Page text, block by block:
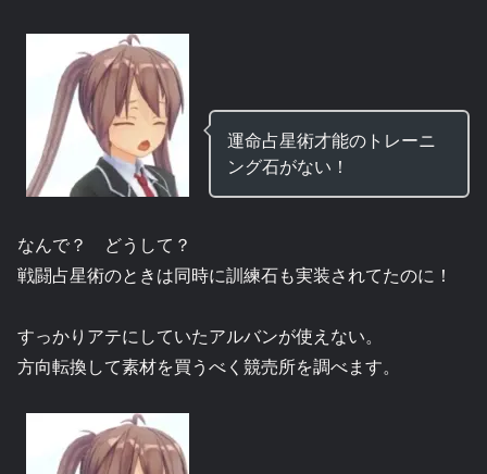
運命占星術才能のトレーニ
ング石がない！
なんで？ どうして？
戦闘占星術のときは同時に訓練石も実装されてたのに！
すっかりアテにしていたアルバンが使えない。
方向転換して素材を買うべく競売所を調べます。